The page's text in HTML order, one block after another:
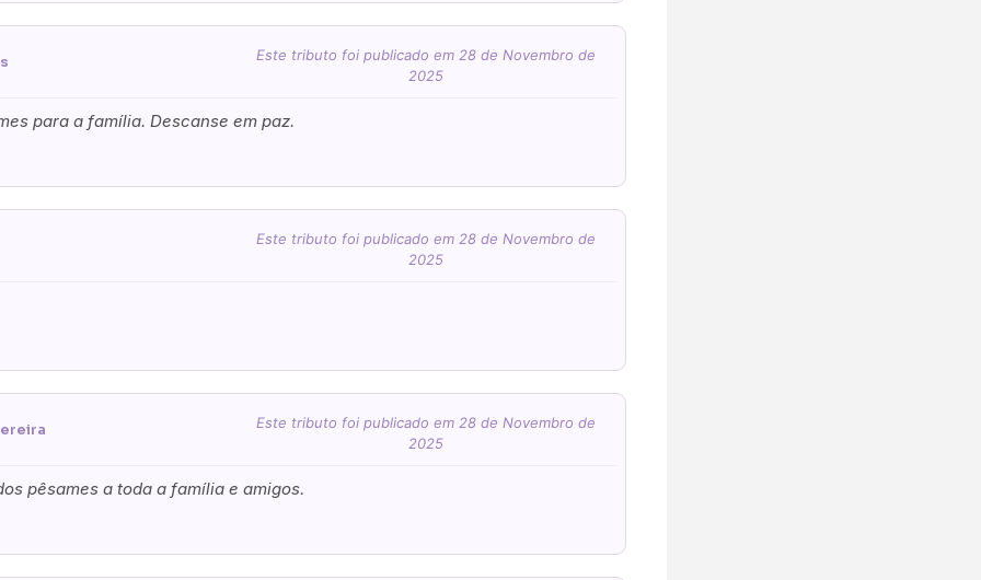
Este tributo foi publicado em 28 de Novembro de
2025
para a família. Descanse em paz.
Este tributo foi publicado em 28 de Novembro de
2025
Este tributo foi publicado em 28 de Novembro de
2025
pêsames a toda a família e amigos.
Grande (€115)
(€85)
Grande (€115)